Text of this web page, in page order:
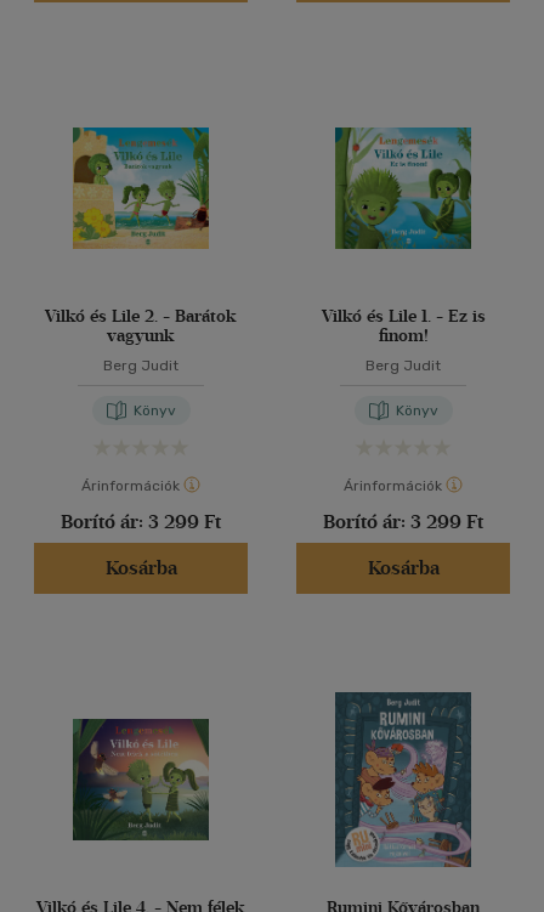
Vilkó és Lile 2. - Barátok
vagyunk
Berg Judit
Könyv
Árinformációk
Borító ár: 3 299 Ft
Kosárba
Vilkó és Lile 1. - Ez is
finom!
Berg Judit
Könyv
Árinformációk
Borító ár: 3 299 Ft
Kosárba
Vilkó és Lile 4. - Nem félek
Rumini Kővárosban